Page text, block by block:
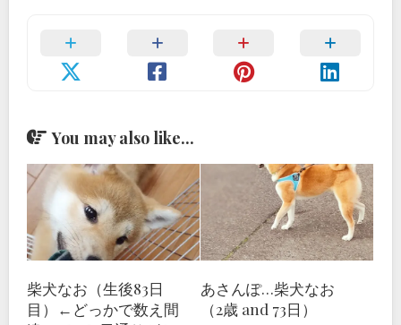
You may also like...
柴犬なお（生後83日
目）←どっかで数え間
あさんぽ…柴犬なお
（2歳 and 73日）